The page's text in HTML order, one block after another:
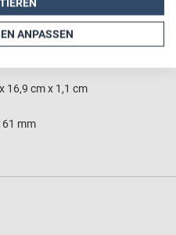
und
16,9 cm x 1,1 cm
mm
ANPASSEN